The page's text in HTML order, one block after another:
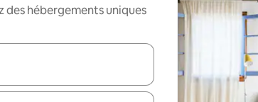
des hébergements uniques
s'affichent, utilisez les flèches vers le haut et vers le